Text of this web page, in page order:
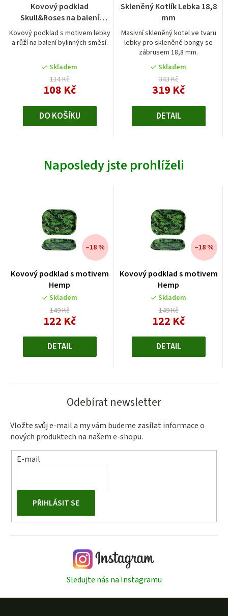
Kovový podklad
Skull&Roses na balení
bylinných směsí
Kovový podklad s motivem lebky
a růží na balení bylinných směsí.
hodnocení
produktu
je
5,0
5
hvězdiček.
Skladem
114 Kč
108 Kč
DO KOŠÍKU
Skleněný Kotlík Lebka 18,8
mm
Masivní skleněný kotel ve tvaru
lebky pro skleněné bongy se
zábrusem 18,8 mm.
Skladem
343 Kč
319 Kč
DETAIL
Naposledy jste prohlíželi
Kovový podklad s motivem
Hemp
Skladem
149 Kč
–18 %
122 KčMěrná
DETAIL
Kovový podklad s motivem
Hemp
Skladem
149 Kč
–18 %
122 KčMěrná
DETAIL
Odebírat newsletter
Vložte svůj e-mail a my vám budeme zasílat informace o
nových produktech na našem e-shopu.
E-mail
PŘIHLÁSIT SE
Sledujte nás na Instagramu